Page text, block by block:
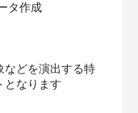
タ作成
どを演出する特
となります